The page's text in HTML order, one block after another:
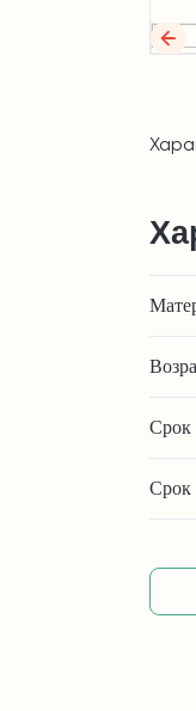
Срок
Срок